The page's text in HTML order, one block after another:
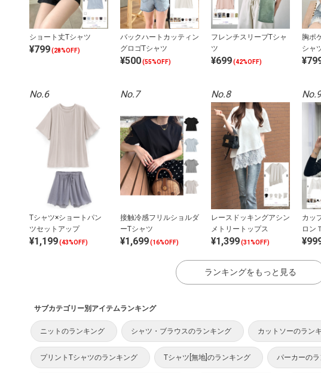
ショート丈Tシャツ
¥799(28%OFF)
バックハートカッティン
グロゴTシャツ
¥500(55%OFF)
フレンチスリーブTシャ
ツ
¥699(42%OFF)
胸ポ
シャ
No.6
Tシャツ×ショートパン
ツセットアップ
¥1,199(43%OFF)
No.7
接触冷感フリルショルダ
ーTシャツ
¥1,699(16%OFF)
No.8
レースドッキングアシン
メトリートップス
¥1,399(31%OFF)
No.9
カッ
ロンＴ
ランキングをもっと見る
サブカテゴリー別アイテムランキング
ニットのランキング シャツ・ブラウスのランキング カットソーのラン
プリントTシャツのランキング Tシャツ[無地]のランキング パーカーの